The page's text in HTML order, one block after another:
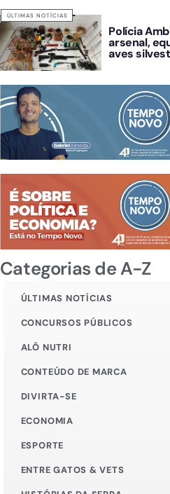
ÚLTIMAS NOTÍCIAS
Polícia
arsenal,
aves
Categorias de A-Z
ÚLTIMAS NOTÍCIAS
CONCURSOS PÚBLICOS
ALÔ NUTRI
CONTEÚDO DE MARCA
DIVIRTA-SE
ECONOMIA
ESPORTE
ENTRE GATOS & VETS